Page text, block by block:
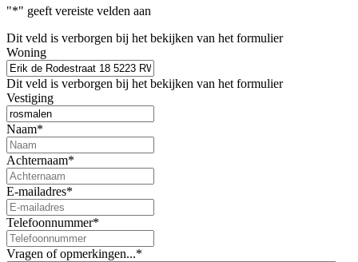
"*" geeft vereiste velden aan
Dit veld is verborgen bij het bekijken van het formulier
Woning
Dit veld is verborgen bij het bekijken van het formulier
Vestiging
Naam*
Achternaam*
E-mailadres*
Telefoonnummer*
Vragen of opmerkingen...*